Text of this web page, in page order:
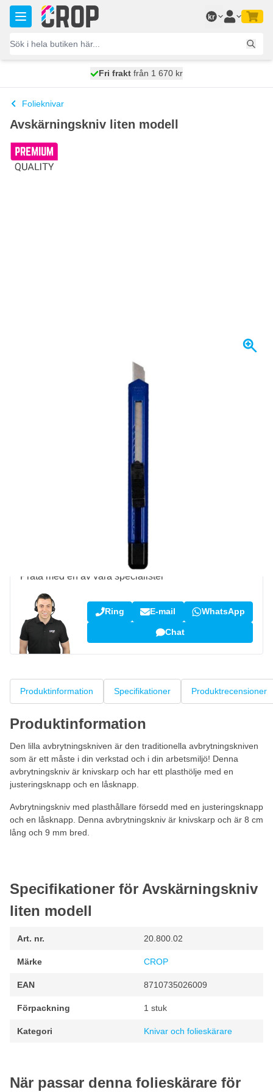
Hoppa till innehållet
kr
skickas idag
Fri frakt från 1 670 kr
100 dagars
Folieknivar
Avskärningskniv liten modell
skickas idag
retur- och bytesrätt
(7 072 recensioner)
Fråga om denna produkt?
Prata med en av våra specialister
Ring E-mail WhatsApp
Chat
Produktinformation Specifikationer Produktrecensioner
Produktinformation
Den lilla avbrytningskniven är den traditionella avbrytningskniven
som är ett måste i din verkstad och i din arbetsmiljö! Denna
avbrytningskniv är knivskarp och har ett plasthölje med en
justeringsknapp och en låsknapp.
Avbrytningskniv med plasthållare försedd med en justeringsknapp
och en låsknapp. Denna avbrytningskniv är knivskarp och är 8 cm
lång och 9 mm bred.
Specifikationer för Avskärningskniv
liten modell
Art. nr. 20.800.02
Märke CROP
EAN 8710735026009
Förpackning 1 stuk
Kategori Knivar och folieskärare
När passar denna folieskärare för